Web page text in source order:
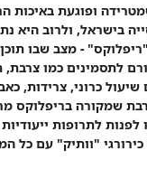
ופוגעת באיכות
בישראל, ולרוב
- מצב שבו
לתסמינים כמו
כרוני, צרידות,
שמקורה בריפלוקס
לתרופות
כירורגי "וותיק" עם כל